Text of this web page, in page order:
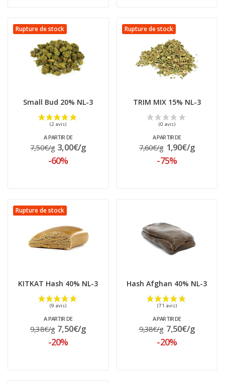
Rupture de stock
Small Bud 20% NL-3
A PARTIR DE
7,50€/g 3,00€/g
-60%
Rupture de stock
TRIM MIX 15% NL-3
A PARTIR DE
7,60€/g 1,90€/g
-75%
Rupture de stock
KITKAT Hash 40% NL-3
A PARTIR DE
9,38€/g 7,50€/g
-20%
Hash Afghan 40% NL-3
A PARTIR DE
9,38€/g 7,50€/g
-20%